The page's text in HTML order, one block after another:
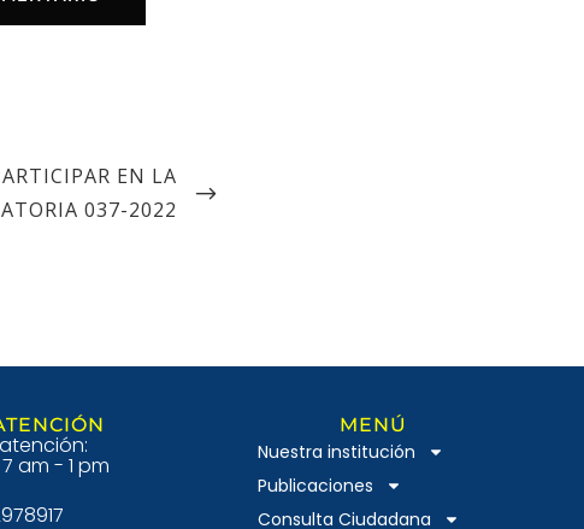
EN LA
037-2022
am - 1 pm
MENÚ
Nuestra institución
Publicaciones
Consulta Ciudadana